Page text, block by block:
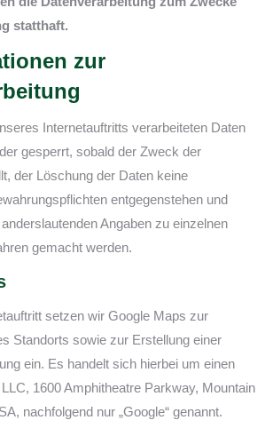
statthaft.
zur
Internetauftritts verarbeiteten Daten
gesperrt, sobald der Zweck der
der Löschung der Daten keine
entgegenstehen und
Angaben zu einzelnen
gemacht werden.
setzen wir Google Maps zur
Standorts sowie zur Erstellung einer
ein. Es handelt sich hierbei um einen
1600 Amphitheatre Parkway, Mountain
nachfolgend nur „Google“ genannt.